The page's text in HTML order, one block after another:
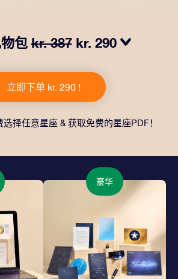
物包kr. 387 kr. 290
往您的收货地址的个性化文档、电子
序。这是一种向亲友赠送永恒礼物的
神奇方式。
立即下单 kr. 290 !
选择任意星座 & 获取免费的星座PDF！
豪华